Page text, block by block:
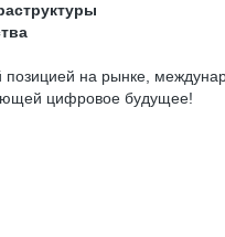
на рынке,
цифровое будущее!